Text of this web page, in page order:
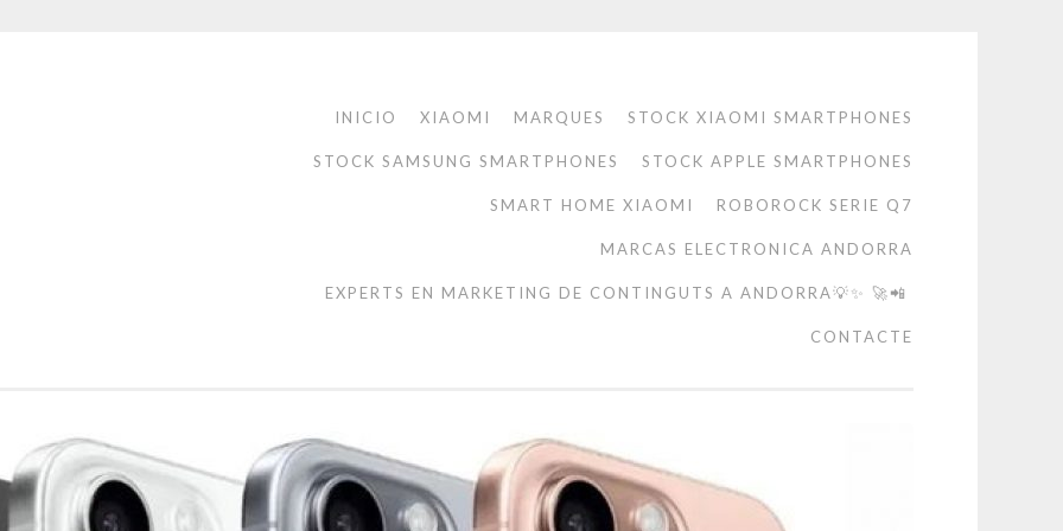
INICIO XIAOMI MARQUES STOCK XIAOMI SMARTPHONES
STOCK SAMSUNG SMARTPHONES STOCK APPLE SMARTPHONES
SMART HOME XIAOMI ROBOROCK SERIE Q7
MARCAS ELECTRONICA ANDORRA
EXPERTS EN MARKETING DE CONTINGUTS A ANDORRA💡✨ 🚀📲
CONTACTE